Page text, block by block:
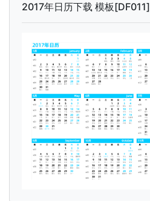
2017年日历下载 模板[DF011]